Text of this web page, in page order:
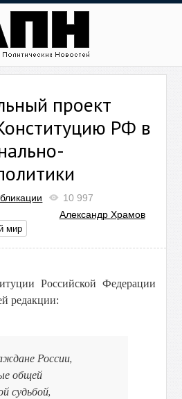
проект
РФ в
10 997
Александр Храмов
мир
Российской Федерации
редакции:
России,
общей
судьбой,